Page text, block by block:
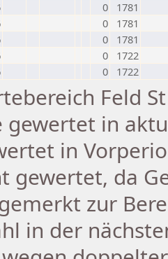
0
1781
0
1781
0
1781
0
1722
0 1722
Feld
gewertet in
in
gewertet, da
zur
in der